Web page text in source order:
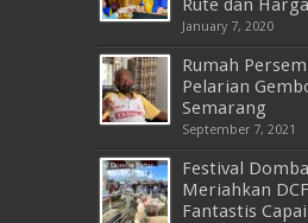
Rute dan
January 7, 2020
Rumah
Pelarian
Semarang
September 7, 2021
Festival
Meriahkan
Fantastis